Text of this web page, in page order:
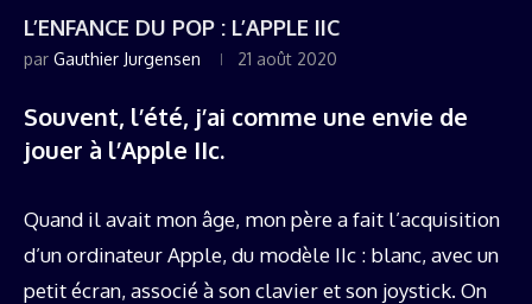
L’ENFANCE DU POP : L’APPLE IIC
par Gauthier Jurgensen 21 août 2020
Souvent, l’été, j’ai comme une envie de
jouer à l’Apple IIc.
Quand il avait mon âge, mon père a fait l’acquisition
d’un ordinateur Apple, du modèle IIc : blanc, avec un
petit écran, associé à son clavier et son joystick. On